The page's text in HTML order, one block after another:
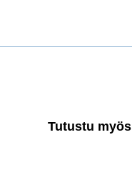
Tutustu myös